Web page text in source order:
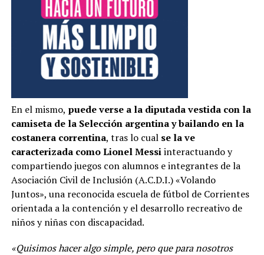
En el mismo, puede verse a la diputada vestida con la
camiseta de la Selección argentina y bailando en la
costanera correntina, tras lo cual se la ve
caracterizada como Lionel Messiinteractuando y
compartiendo juegos con alumnos e integrantes de la
Asociación Civil de Inclusión (A.C.D.I.) «Volando
Juntos», una reconocida escuela de fútbol de Corrientes
orientada a la contención y el desarrollo recreativo de
niños y niñas con discapacidad.
«Quisimos hacer algo simple, pero que para nosotros